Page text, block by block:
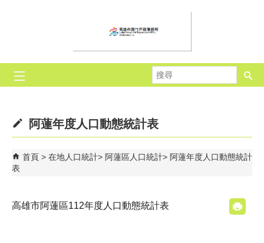
尋
阿蓮年度人口動態統計表
首頁 在地人口統計 阿蓮區人口統計
阿蓮年度人口動態統計
表
高雄市阿蓮區112年度人口動態統計表